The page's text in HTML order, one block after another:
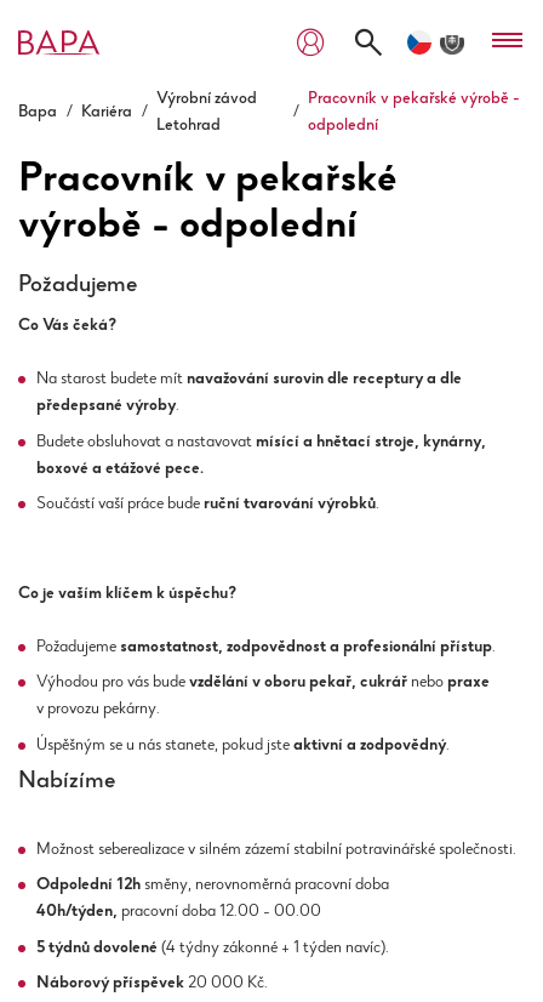
Bapa / Kariéra /
Výrobní závod
Letohrad
/
Pracovník v pekařské výrobě -
odpolední
Pracovník v pekařské
výrobě - odpolední
Požadujeme
Co Vás čeká?
Na starost budete mít navažování surovin dle receptury a dle
předepsané výroby.
Budete obsluhovat a nastavovat mísící a hnětací stroje, kynárny,
boxové a etážové pece.
Součástí vaší práce bude ruční tvarování výrobků.
Co je vaším klíčem k úspěchu?
Požadujeme samostatnost, zodpovědnost a profesionální přístup.
Výhodou pro vás bude vzdělání v oboru pekař, cukrář nebo praxe
v provozu pekárny.
Úspěšným se u nás stanete, pokud jste aktivní a zodpovědný.
Nabízíme
Možnost seberealizace v silném zázemí stabilní potravinářské společnosti.
Odpolední 12h směny, nerovnoměrná pracovní doba
40h/týden, pracovní doba 12.00 - 00.00
5 týdnů dovolené (4 týdny zákonné + 1 týden navíc).
Náborový příspěvek 20 000 Kč.